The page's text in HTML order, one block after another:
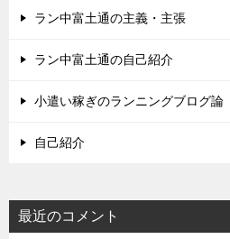
ラン中富土通の主義・主張
ラン中富土通の自己紹介
小遣い稼ぎのランニングブログ論
自己紹介
最近のコメント